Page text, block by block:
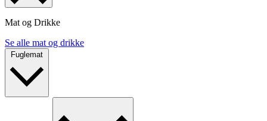
Mat og Drikke
Se alle mat og drikke